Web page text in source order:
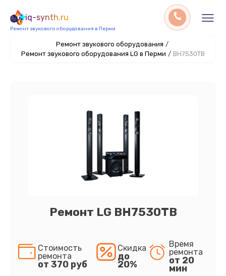
iq-synth.ru
Ремонт звукового оборудования в Перми
Ремонт звукового оборудования /
Ремонт звукового оборудования LG в Перми / BH7530TB
Ремонт LG BH7530TB
Стоимость
ремонта
от 370 руб
Скидка
до
20%
Время
ремонта
от 20
мин